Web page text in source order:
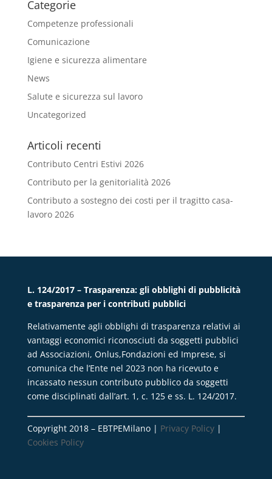
Categorie
Competenze professionali
Comunicazione
Igiene e sicurezza alimentare
News
Salute e sicurezza sul lavoro
Uncategorized
Articoli recenti
Contributo Centri Estivi 2026
Contributo per la genitorialità 2026
Contributo a sostegno dei costi per il tragitto casa-
lavoro 2026
L. 124/2017 – Trasparenza: gli obblighi di pubblicità
e trasparenza per i contributi pubblici
Relativamente agli obblighi di trasparenza relativi ai
vantaggi economici riconosciuti da soggetti pubblici
ad Associazioni, Onlus,Fondazioni ed Imprese, si
comunica che l’Ente nel 2023 non ha ricevuto e
incassato nessun contributo pubblico da soggetti
come disciplinati dall’art. 1, c. 125 e ss. L. 124/2017.
Copyright 2018 – EBTPEMilano | Privacy Policy|
Cookies Policy